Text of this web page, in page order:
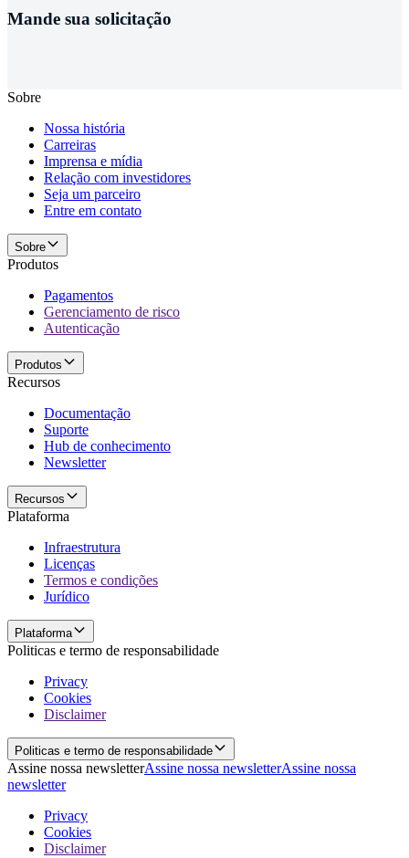
Mande sua solicitação
Sobre
Nossa história
Carreiras
Imprensa e mídia
Relação com investidores
Seja um parceiro
Entre em contato
Sobre
Produtos
Pagamentos
Gerenciamento de risco
Autenticação
Produtos
Recursos
Documentação
Suporte
Hub de conhecimento
Newsletter
Recursos
Plataforma
Infraestrutura
Licenças
Termos e condições
Jurídico
Plataforma
Politicas e termo de responsabilidade
Privacy
Cookies
Disclaimer
Politicas e termo de responsabilidade
Assine nossa newsletterAssine nossa newsletterAssine nossa
newsletter
Privacy
Cookies
Disclaimer